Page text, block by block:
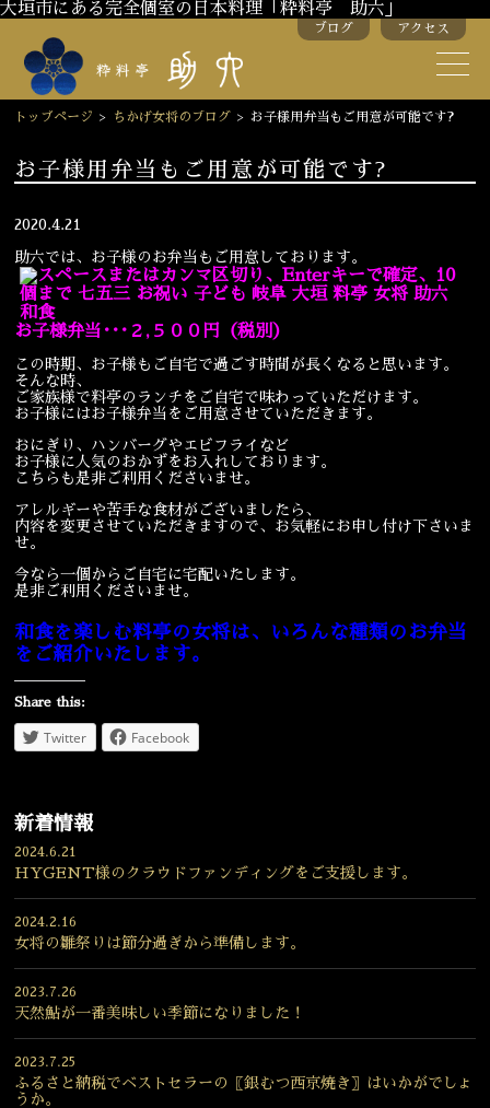
大垣市にある完全個室の日本料理「粋料亭 助六」
ブログ アクセス
トップページ > ちかげ女将のブログ > お子様用弁当もご用意が可能です?
お子様用弁当もご用意が可能です?
2020.4.21
助六では、お子様のお弁当もご用意しております。
お子様弁当･･･２,５００円 （税別）
この時期、お子様もご自宅で過ごす時間が長くなると思います。
そんな時、
ご家族様で料亭のランチをご自宅で味わっていただけます。
お子様にはお子様弁当をご用意させていただきます。
おにぎり、ハンバーグやエビフライなど
お子様に人気のおかずをお入れしております。
こちらも是非ご利用くださいませ。
アレルギーや苦手な食材がございましたら、
内容を変更させていただきますので、お気軽にお申し付け下さいま
せ。
今なら一個からご自宅に宅配いたします。
是非ご利用くださいませ。
和食を楽しむ料亭の女将は、いろんな種類のお弁当
をご紹介いたします。
Share this:
Twitter Facebook
新着情報
2024.6.21
HYGENT様のクラウドファンディングをご支援します。
2024.2.16
女将の雛祭りは節分過ぎから準備します。
2023.7.26
天然鮎が一番美味しい季節になりました！
2023.7.25
ふるさと納税でベストセラーの〖銀むつ西京焼き〗はいかがでしょ
うか。
季節のお料理
お飲み物
お部屋のご紹介 会議・舞台のご利用
結婚式・披露宴
ご接待 法要
慶事
宴会 ウェディング